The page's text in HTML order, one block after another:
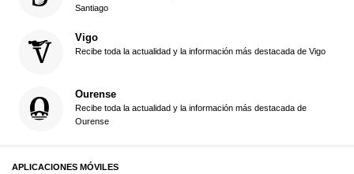
Santiago
Vigo
Recibe toda la actualidad y la información más destacada de Vigo
Ourense
Recibe toda la actualidad y la información más destacada de
Ourense
APLICACIONES MÓVILES